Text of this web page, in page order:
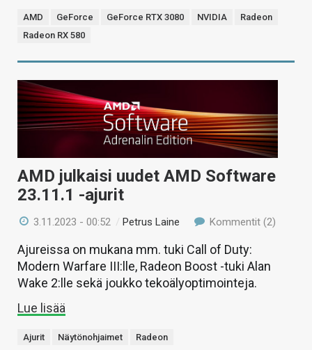
AMD GeForce GeForce RTX 3080 NVIDIA
Radeon
Radeon RX 580
AMD julkaisi uudet AMD Software
23.11.1 -ajurit
3.11.2023 - 00:52 / Petrus Laine Kommentit (2)
Ajureissa on mukana mm. tuki Call of Duty:
Modern Warfare III:lle, Radeon Boost -tuki Alan
Wake 2:lle sekä joukko tekoälyoptimointeja.
Lue lisää
Ajurit Näytönohjaimet Radeon